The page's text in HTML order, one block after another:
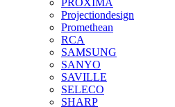
PROXIMA
Projectiondesign
Promethean
RCA
SAMSUNG
SANYO
SAVILLE
SELECO
SHARP